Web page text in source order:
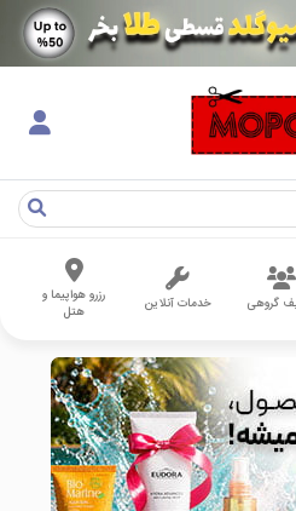
گروهی خدمات آنلاین
رزرو هواپیما و
هتل